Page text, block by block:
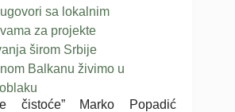
sa lokalnim
za projekte
širom Srbije
Balkanu živimo u
čistoće” Marko Popadić